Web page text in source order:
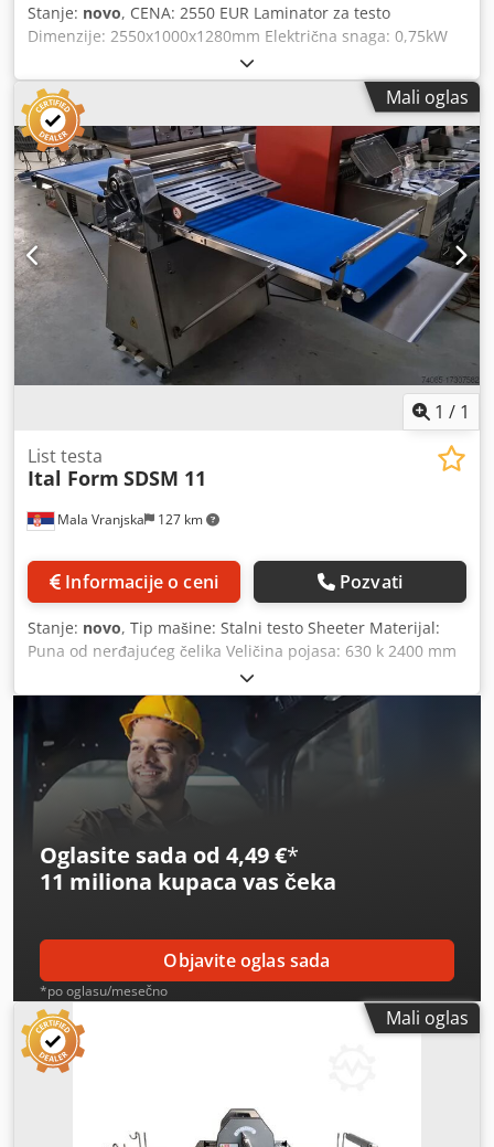
Stanje: novo, CENA: 2550 EUR Laminator za testo
Dimenzije: 2550x1000x1280mm Električna snaga: 0,75kW
Napon: 220V 50Hz Dimenzije transportne trake:
500x1980mm Rastojanje sa podesivim valjkom: 1-45 mm
Težina: 220kg Djdjuugcrjpfx Alnjck
Mali oglas
1 / 1
Mala Vranjska 127 km
List testa
Ital Form SDSM 11
Informacije o ceni Pozvati
Stanje: novo, Tip mašine: Stalni testo Sheeter Materijal:
Puna od nerđajućeg čelika Veličina pojasa: 630 k 2400 mm
Proširena: 3100 k 1100 mm Sklopljeni: 760 k 1720 mm
Dimenzije: 3100 k 1060 k 1100 mm Dcodpfx Alouug S Tensk
Valjak podesiv jaz: 1-38 mm Maksimalni kapacitet valjanja:
6.5kg / vreme Električna snaga: 0,75 kW - 380 V Dimenzije:
260 kg
Oglasite sada od 4,49 €*
11 miliona kupaca vas čeka
Objavite oglas sada
*po oglasu/mesečno
Mali oglas